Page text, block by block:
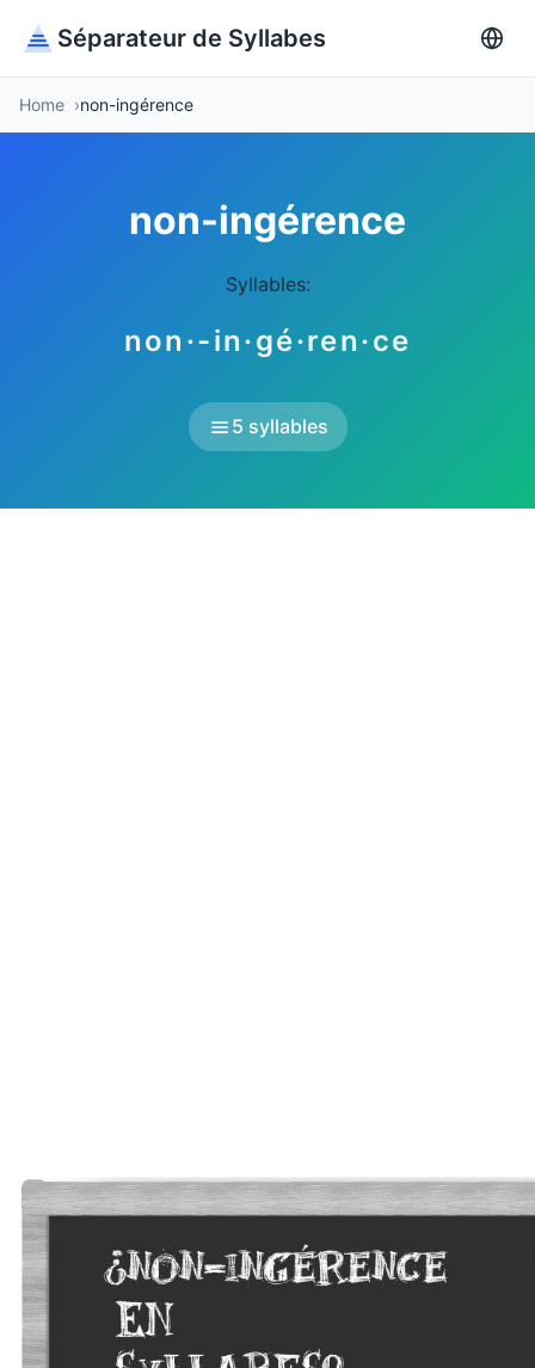
Séparateur de Syllabes
Home non-ingérence
non-ingérence
Syllables:
non·-in·gé·ren·ce
5 syllables